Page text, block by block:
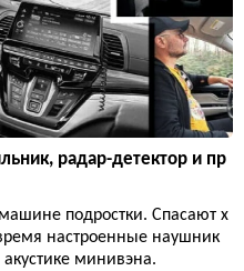
радар-детектор и пр
подростки. Спасают х
настроенные наушник
минивэна.